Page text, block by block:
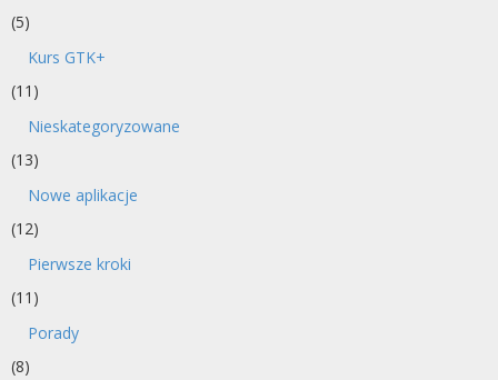
(5)
Kurs GTK+
(11)
Nieskategoryzowane
(13)
Nowe aplikacje
(12)
Pierwsze kroki
(11)
Porady
(8)